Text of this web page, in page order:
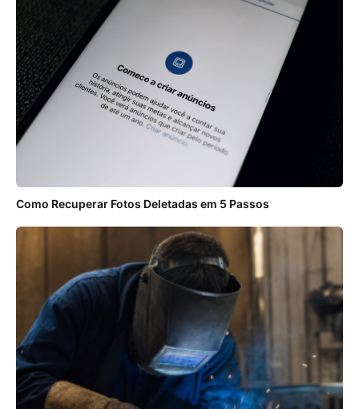
Como Recuperar Fotos Deletadas em 5 Passos